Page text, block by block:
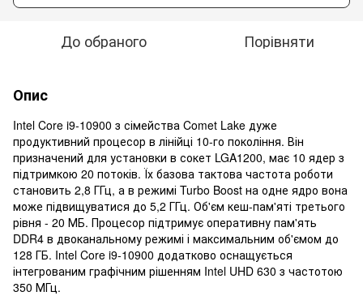
До обраного Порівняти
Опис
Intel Core i9-10900 з сімейства Comet Lake дуже
продуктивний процесор в лінійці 10-го покоління. Він
призначений для установки в сокет LGA1200, має 10 ядер з
підтримкою 20 потоків. Їх базова тактова частота роботи
становить 2,8 ГГц, а в режимі Turbo Boost на одне ядро вона
може підвищуватися до 5,2 ГГц. Об'єм кеш-пам'яті третього
рівня - 20 МБ. Процесор підтримує оперативну пам'ять
DDR4 в двоканальному режимі і максимальним об'ємом до
128 ГБ. Intel Core i9-10900 додатково оснащується
інтегрованим графічним рішенням Intel UHD 630 з частотою
350 МГц.